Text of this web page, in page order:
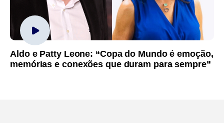
Aldo e Patty Leone: “Copa do Mundo é emoção,
memórias e conexões que duram para sempre”